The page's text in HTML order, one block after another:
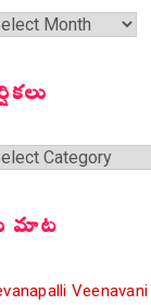
మాట
Veenavani